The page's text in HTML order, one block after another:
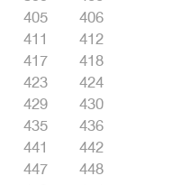
405
406
411
412
417
418
423
424
429
430
435
436
441
442
447
448